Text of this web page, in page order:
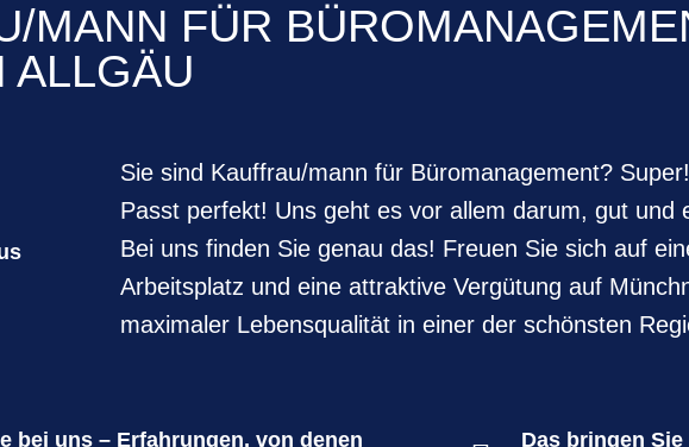
MANN FÜR
ALLGÄU
Sie sind Kauffrau/mann für Büromanagement?
Passt perfekt! Uns geht es vor allem darum, gut und
Bei uns finden Sie genau das! Freuen Sie sich auf
Arbeitsplatz und eine attraktive Vergütung auf
maximaler Lebensqualität in einer der schönsten
bei uns – Erfahrungen, von denen
Das bringen